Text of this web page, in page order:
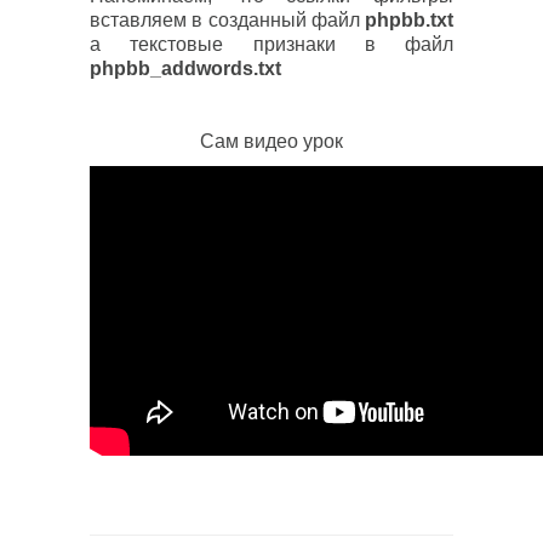
вставляем в созданный файл phpbb.txt
а текстовые признаки в файл
phpbb_addwords.txt
Сам видео урок